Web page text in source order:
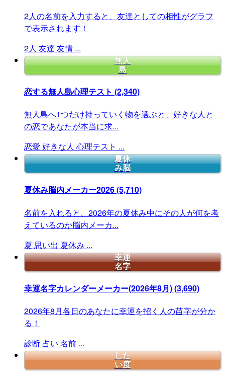
2人の名前を入力すると、友達としての相性がグラフ
で表示されます！
2人 友達 友情 ...
無人
島
恋する無人島心理テスト (2,340)
無人島へ1つだけ持っていく物を選ぶと、好きな人と
の恋であなたが本当に求...
恋愛 好きな人 心理テスト ...
夏休
み脳
夏休み脳内メーカー2026(5,710)
名前を入れると、2026年の夏休み中にその人が何を考
えているのか脳内メーカ...
夏 思い出 夏休み ...
幸運
名字
幸運名字カレンダーメーカー(2026年8月)(3,690)
2026年8月各日のあなたに幸運を招く人の苗字が分か
る！
診断 占い 名前 ...
した
い度